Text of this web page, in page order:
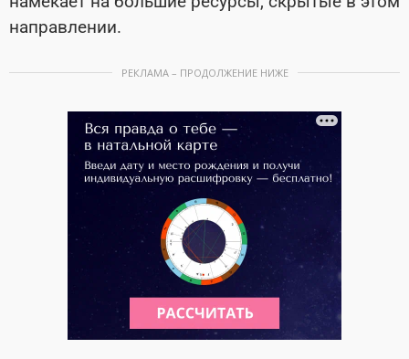
направлении.
РЕКЛАМА – ПРОДОЛЖЕНИЕ НИЖЕ